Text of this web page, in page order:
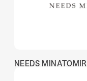
NEEDS